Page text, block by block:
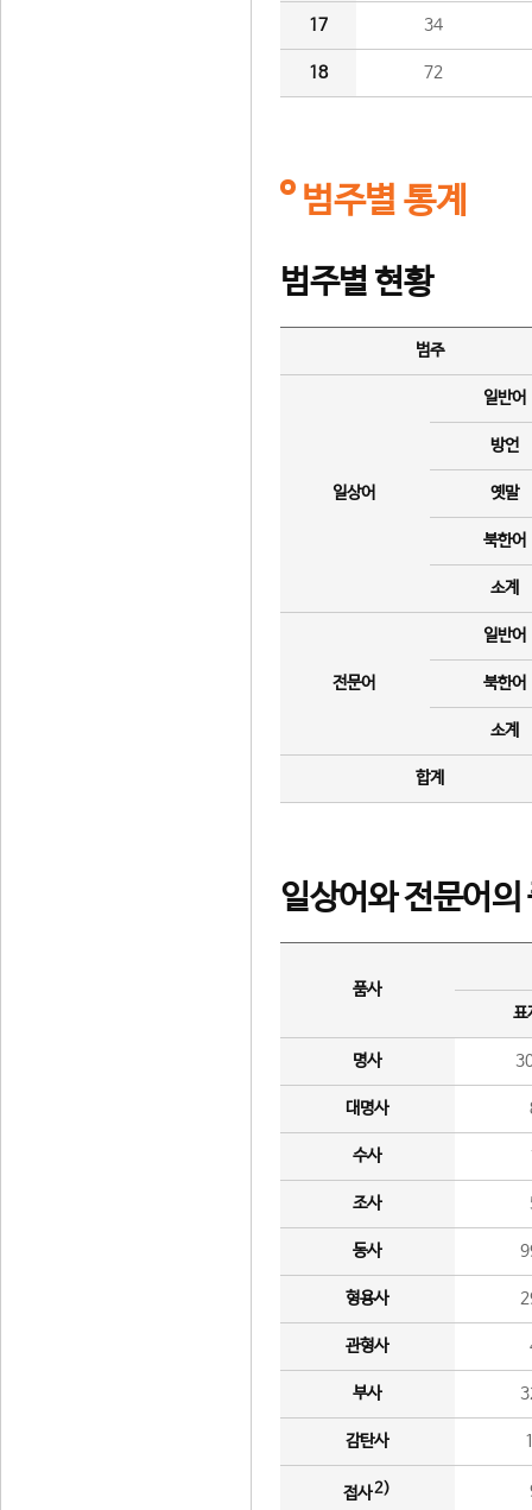
17 34
18 72
범주별 통계
범주별 현황
범주
일상어
일반어
방언
옛말
북한어
소계
전문어
일반어
북한어
소계
합계
일상어와 전문어의
품사
표
명사
대명사
수사
조사
동사
형용사
관형사
부사
감탄사
접사2)